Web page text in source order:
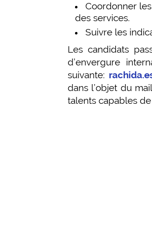
Coordonner
des services.
Suivre les
Les candidats
d’envergure
suivante:
dans l’objet du
talents capables